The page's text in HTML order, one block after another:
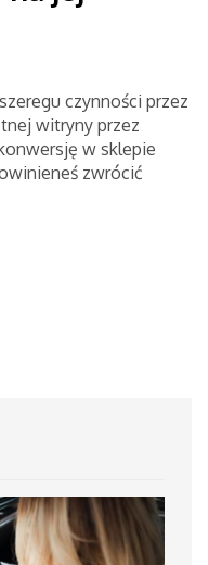
czynności przez
witryny przez
w sklepie
zwrócić